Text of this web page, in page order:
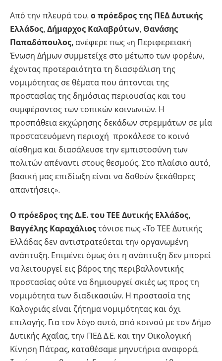
Από την πλευρά του, ο πρόεδρος της ΠΕΔ Δυτικής
Ελλάδος, Δήμαρχος Καλαβρύτων, Θανάσης
Παπαδόπουλος, ανέφερε πως «η Περιφερειακή
Ένωση Δήμων συμμετείχε στο μέτωπο των φορέων,
έχοντας προτεραιότητα τη διασφάλιση της
νομιμότητας σε θέματα που άπτονται της
προστασίας της δημόσιας περιουσίας και του
συμφέροντος των τοπικών κοινωνιών. Η
προσπάθεια εκχώρησης δεκάδων στρεμμάτων σε μία
προστατευόμενη περιοχή προκάλεσε το κοινό
αίσθημα και διασάλευσε την εμπιστοσύνη των
πολιτών απέναντι στους θεσμούς. Στο πλαίσιο αυτό,
βασική μας επιδίωξη είναι να δοθούν ξεκάθαρες
απαντήσεις».
Ο πρόεδρος της Δ.Ε. του ΤΕΕ Δυτικής Ελλάδος,
Βαγγέλης Καραχάλιος τόνισε πως «Το ΤΕΕ Δυτικής
Ελλάδας δεν αντιστρατεύεται την οργανωμένη
ανάπτυξη. Επιμένει όμως ότι η ανάπτυξη δεν μπορεί
να λειτουργεί εις βάρος της περιβαλλοντικής
προστασίας ούτε να δημιουργεί σκιές ως προς τη
νομιμότητα των διαδικασιών. Η προστασία της
Καλογριάς είναι ζήτημα νομιμότητας και όχι
επιλογής. Για τον λόγο αυτό, από κοινού με τον Δήμο
Δυτικής Αχαΐας, την ΠΕΔ Δ.Ε. και την Οικολογική
Κίνηση Πάτρας, καταθέσαμε μηνυτήρια αναφορά,